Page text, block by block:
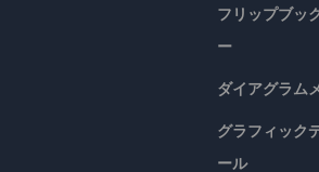
フリップブッ
ー
ダイアグラム
グラフィック
ール